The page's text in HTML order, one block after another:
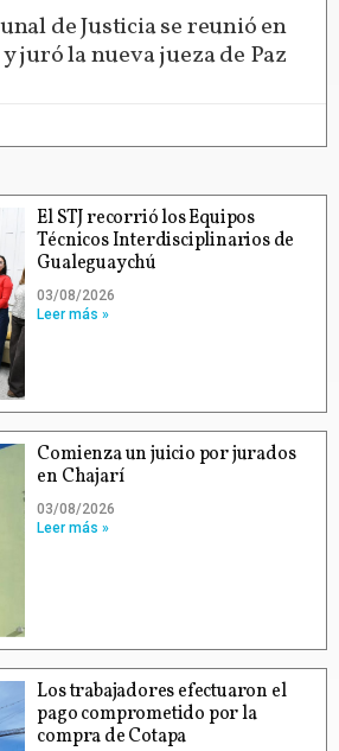
de Justicia se reunió en
juró la nueva jueza de Paz
El STJ recorrió los Equipos
Técnicos Interdisciplinarios de
Gualeguaychú
03/08/2026
Leer más »
Comienza un juicio por jurados
en Chajarí
03/08/2026
Leer más »
Los trabajadores efectuaron el
pago comprometido por la
compra de Cotapa